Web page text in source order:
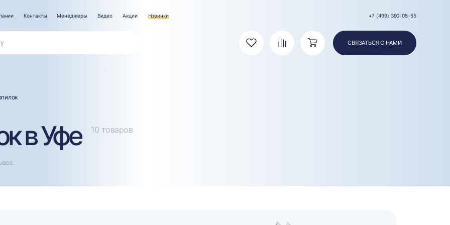
Контакты Менеджеры Видео Акции Новинки +7 (499) 390-05-55
Избранное СравнениеКорзина СВЯЗАТЬСЯ С НАМИ
в Уфе 10 товаров